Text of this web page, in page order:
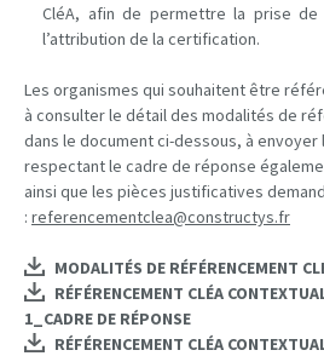
CléA, afin de permettre la prise
l’attribution de la certification.
Les organismes qui souhaitent être
à consulter le détail des modalités de
dans le document ci-dessous, à
respectant le cadre de réponse
ainsi que les pièces justificatives
: referencementclea@constructys.fr
MODALITÉS DE RÉFÉRENCEMENT
RÉFÉRENCEMENT CLÉA
1_CADRE DE RÉPONSE
RÉFÉRENCEMENT CLÉA